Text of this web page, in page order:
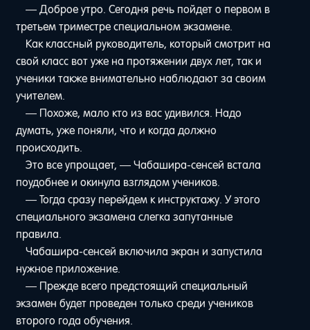
— Доброе утро. Сегодня речь пойдет о первом в
третьем триместре специальном экзамене.
Как классный руководитель, который смотрит на
свой класс вот уже на протяжении двух лет, так и
ученики также внимательно наблюдают за своим
учителем.
— Похоже, мало кто из вас удивился. Надо
думать, уже поняли, что и когда должно
происходить.
Это все упрощает, — Чабашира-сенсей встала
поудобнее и окинула взглядом учеников.
— Тогда сразу перейдем к инструктажу. У этого
специального экзамена слегка запутанные
правила.
Чабашира-сенсей включила экран и запустила
нужное приложение.
— Прежде всего предстоящий специальный
экзамен будет проведен только среди учеников
второго года обучения.